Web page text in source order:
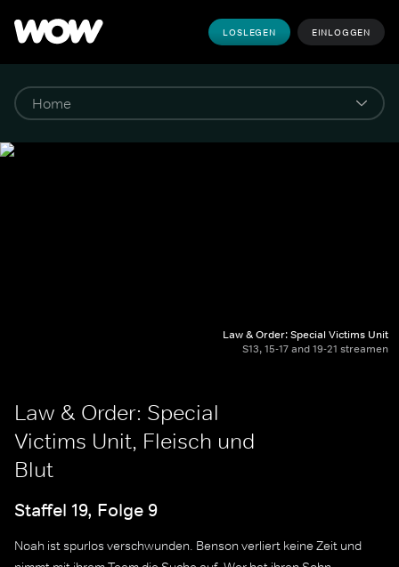
LOSLEGEN EINLOGGEN
Law & Order: Special Victims Unit
S13, 15-17 and 19-21 streamen
Law & Order: Special
Victims Unit, Fleisch und
Blut
Staffel 19, Folge 9
Noah ist spurlos verschwunden. Benson verliert keine Zeit und